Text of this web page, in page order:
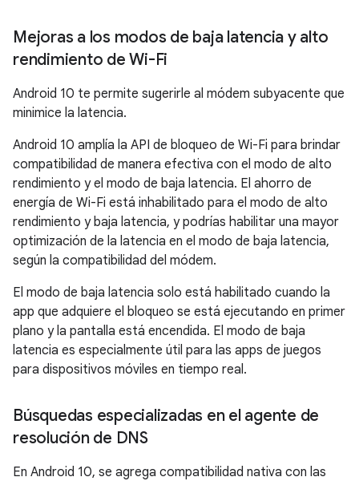
Mejoras a los modos de baja latencia y alto
rendimiento de Wi-Fi
Android 10 te permite sugerirle al módem subyacente que
minimice la latencia.
Android 10 amplía la API de bloqueo de Wi-Fi para brindar
compatibilidad de manera efectiva con el modo de alto
rendimiento y el modo de baja latencia. El ahorro de
energía de Wi-Fi está inhabilitado para el modo de alto
rendimiento y baja latencia, y podrías habilitar una mayor
optimización de la latencia en el modo de baja latencia,
según la compatibilidad del módem.
El modo de baja latencia solo está habilitado cuando la
app que adquiere el bloqueo se está ejecutando en primer
plano y la pantalla está encendida. El modo de baja
latencia es especialmente útil para las apps de juegos
para dispositivos móviles en tiempo real.
Búsquedas especializadas en el agente de
resolución de DNS
En Android 10, se agrega compatibilidad nativa con las